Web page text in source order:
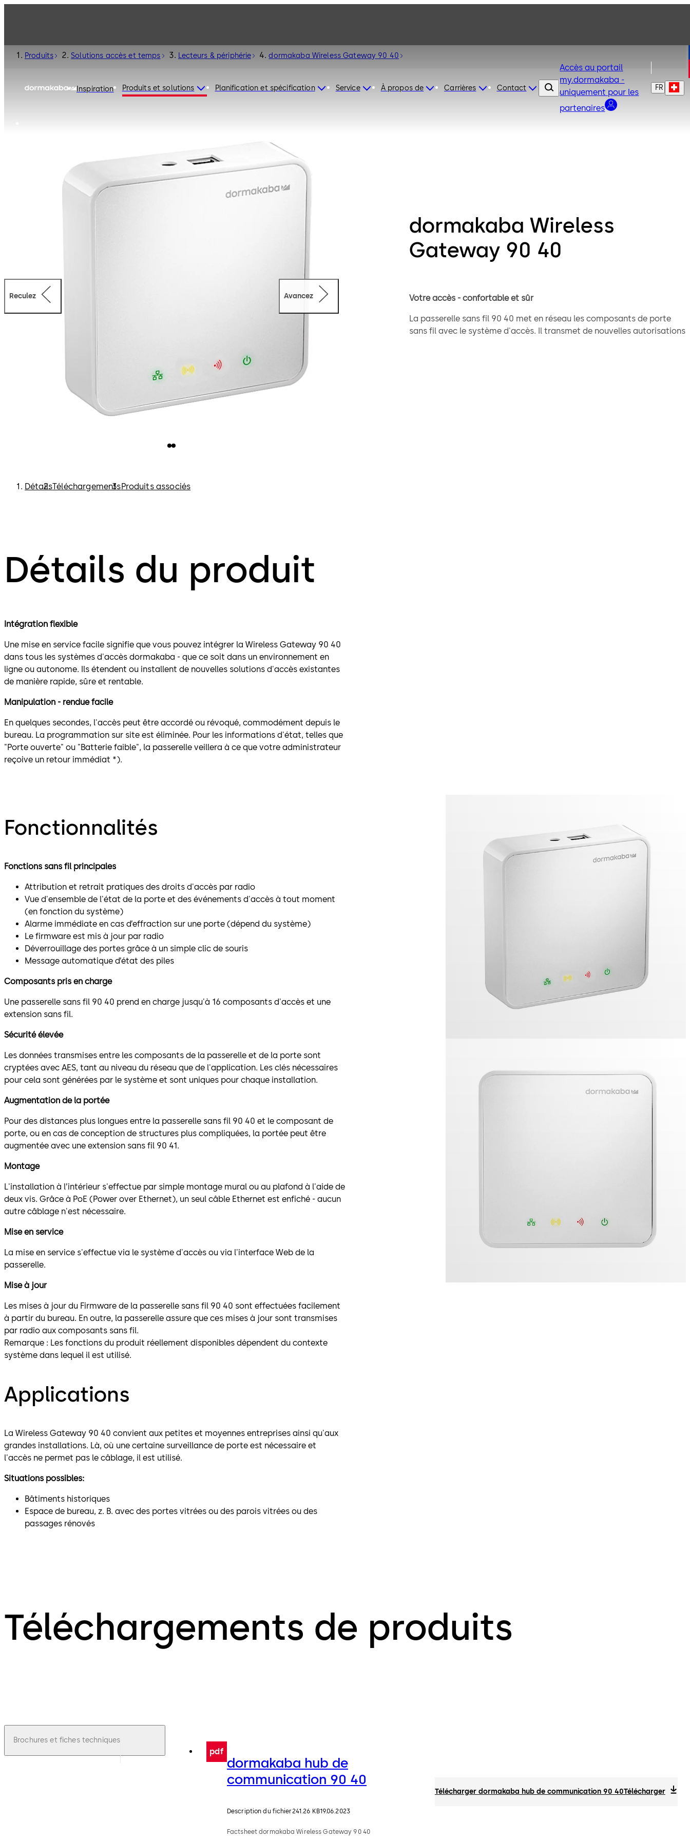
Inspiration Produits et solutions Planification et spécification Service À propos de Carrières Contact
Accès au portail
my.dormakaba -
uniquement pour les
partenaires
FR
Produits Solutions accès et temps Lecteurs & périphérie dormakaba Wireless Gateway 90 40
dormakaba Wireless
Gateway 90 40
Votre accès - confortable et sûr
La passerelle sans fil 90 40 met en réseau les composants de porte
sans fil avec le système d'accès. Il transmet de nouvelles autorisations
Reculez Avancez
DétailsTéléchargementsProduits associés
Détails du produit
Intégration flexible
Une mise en service facile signifie que vous pouvez intégrer la Wireless Gateway 90 40
dans tous les systèmes d'accès dormakaba - que ce soit dans un environnement en
ligne ou autonome. Ils étendent ou installent de nouvelles solutions d'accès existantes
de manière rapide, sûre et rentable.
Manipulation - rendue facile
En quelques secondes, l'accès peut être accordé ou révoqué, commodément depuis le
bureau. La programmation sur site est éliminée. Pour les informations d'état, telles que
"Porte ouverte" ou "Batterie faible", la passerelle veillera à ce que votre administrateur
reçoive un retour immédiat *).
Fonctionnalités
Fonctions sans fil principales
Attribution et retrait pratiques des droits d'accès par radio
Vue d'ensemble de l'état de la porte et des événements d'accès à tout moment
(en fonction du système)
Alarme immédiate en cas d’effraction sur une porte (dépend du système)
Le firmware est mis à jour par radio
Déverrouillage des portes grâce à un simple clic de souris
Message automatique d’état des piles
Composants pris en charge
Une passerelle sans fil 90 40 prend en charge jusqu'à 16 composants d'accès et une
extension sans fil.
Sécurité élevée
Les données transmises entre les composants de la passerelle et de la porte sont
cryptées avec AES, tant au niveau du réseau que de l'application. Les clés nécessaires
pour cela sont générées par le système et sont uniques pour chaque installation.
Augmentation de la portée
Pour des distances plus longues entre la passerelle sans fil 90 40 et le composant de
porte, ou en cas de conception de structures plus compliquées, la portée peut être
augmentée avec une extension sans fil 90 41.
Montage
L'installation à l’intérieur s'effectue par simple montage mural ou au plafond à l'aide de
deux vis. Grâce à PoE (Power over Ethernet), un seul câble Ethernet est enfiché - aucun
autre câblage n'est nécessaire.
Mise en service
La mise en service s'effectue via le système d'accès ou via l'interface Web de la
passerelle.
Mise à jour
Les mises à jour du Firmware de la passerelle sans fil 90 40 sont effectuées facilement
à partir du bureau. En outre, la passerelle assure que ces mises à jour sont transmises
par radio aux composants sans fil.
Remarque : Les fonctions du produit réellement disponibles dépendent du contexte
système dans lequel il est utilisé.
Applications
La Wireless Gateway 90 40 convient aux petites et moyennes entreprises ainsi qu'aux
grandes installations. Là, où une certaine surveillance de porte est nécessaire et
l'accès ne permet pas le câblage, il est utilisé.
Situations possibles:
Bâtiments historiques
Espace de bureau, z. B. avec des portes vitrées ou des parois vitrées ou des
passages rénovés
Téléchargements de produits
Brochures et fiches techniques
pdf
dormakaba hub de
communication 90 40
Description du fichier241.26 KB19.06.2023
Factsheet dormakaba Wireless Gateway 90 40
Télécharger dormakaba hub de communication 90 40Télécharger